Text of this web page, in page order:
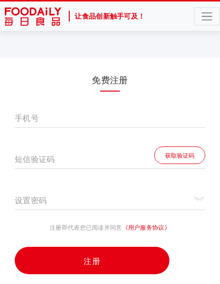
让食品创新触手可及！
免费注册
手机号
短信验证码 获取验证码
设置密码
注册即代表您已阅读并同意 《用户服务协议》
注册